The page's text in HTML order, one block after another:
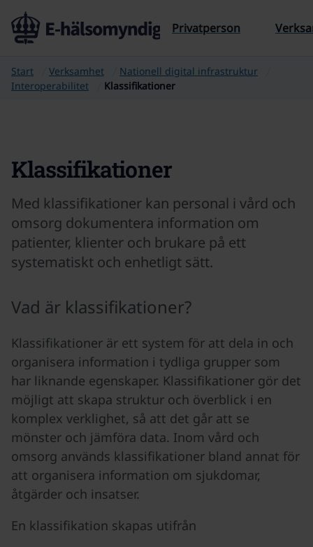
Till sidans innehåll
Privatperson
Start Verksamhet
Nationell digital infrastruktur
Interoperabilitet
Klassifikationer
Klassifikationer
Med klassifikationer kan personal i vård och
omsorg dokumentera information om
patienter, klienter och brukare på ett
systematiskt och enhetligt sätt.
Vad är klassifikationer?
Klassifikationer är ett system för att dela in och
organisera information i tydliga grupper som
har liknande egenskaper. Klassifikationer gör det
möjligt att skapa struktur och överblick i en
komplex verklighet, så att det går att se
mönster och jämföra data. Inom vård och
omsorg används klassifikationer bland annat för
att organisera information om sjukdomar,
åtgärder och insatser.
En klassifikation skapas utifrån